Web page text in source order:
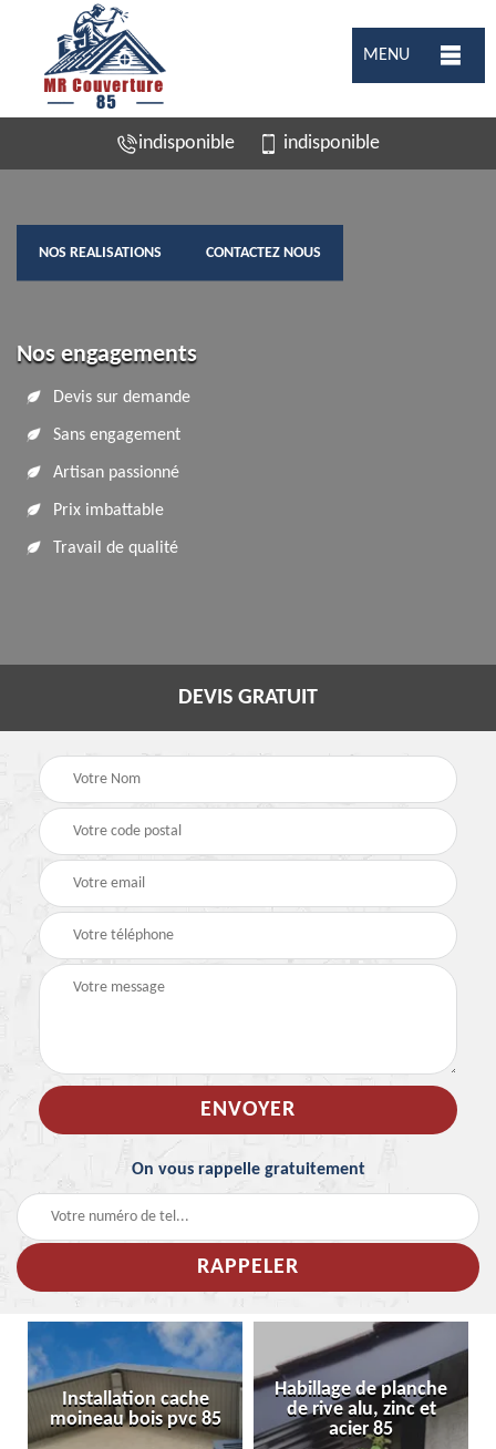
MENU
indisponible indisponible
NOS REALISATIONS CONTACTEZ NOUS
Nos engagements
Devis sur demande
Sans engagement
Artisan passionné
Prix imbattable
Travail de qualité
DEVIS GRATUIT
On vous rappelle gratuitement
Installation cache
moineau bois pvc 85
Habillage de planche
de rive alu, zinc et
acier 85